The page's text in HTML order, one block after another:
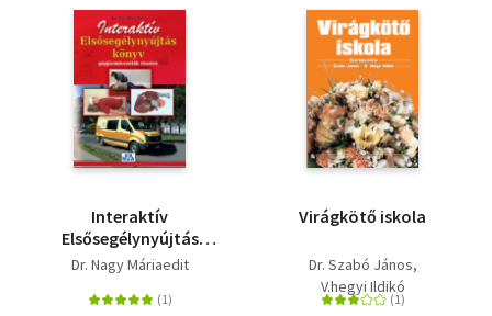
Interaktív
Elsősegélynyújtás
könyv
részére
Dr. Nagy Máriaedit
Virágkötő iskola
Dr. Szabó János
V.hegyi Ildikó